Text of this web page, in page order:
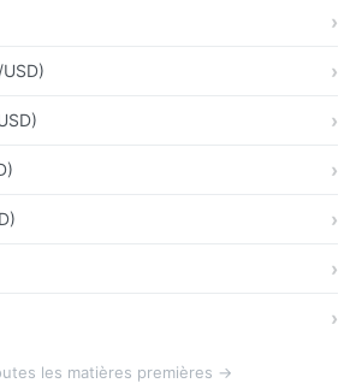
les matières premières →